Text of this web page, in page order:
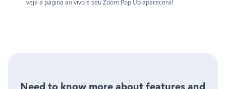
veja a página ao vivo e seu Zoom Pop Up aparecerá!